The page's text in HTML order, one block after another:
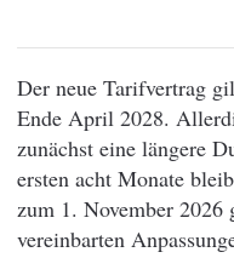
Der neue Tarifvertrag
Ende April 2028.
zunächst eine längere
ersten acht Monate
zum 1. November 2026
vereinbarten